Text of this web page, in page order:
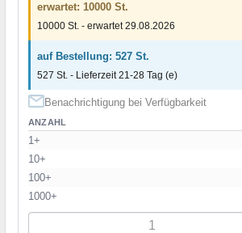
erwartet: 10000 St.
10000 St. - erwartet 29.08.2026
auf Bestellung: 527 St.
527 St. - Lieferzeit 21-28 Tag (e)
Benachrichtigung bei Verfügbarkeit
ANZAHL
1+
10+
100+
1000+